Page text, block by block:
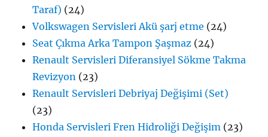
Taraf) (24)
Volkswagen Servisleri Akü şarj etme (24)
Seat Çıkma Arka Tampon Şaşmaz (24)
Renault Servisleri Diferansiyel Sökme Takma
Revizyon (23)
Renault Servisleri Debriyaj Değişimi (Set)
(23)
Honda Servisleri Fren Hidroliği Değişim (23)